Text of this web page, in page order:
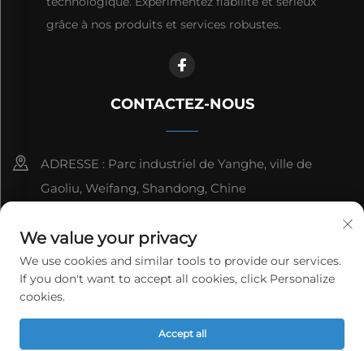
grâce à nos produits et services robustes.
CONTACTEZ-NOUS
ADRESSE : Parc industriel de Yanghe, ville de
Gaoliu, Weifang, Shandong, Chine
[email protected]
Droits d'auteur © WeiFang Yag Power Technology Co.,Ltd.
Politique de confidentialité
We value your privacy
We use cookies and similar tools to provide our services.
If you don't want to accept all cookies, click Personalize
cookies.
Accept all